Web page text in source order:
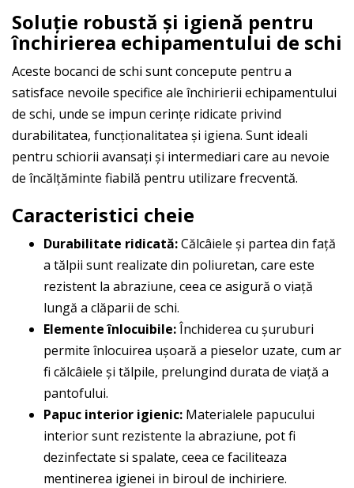
Soluție robustă și igienă pentru
închirierea echipamentului de schi
Aceste bocanci de schi sunt concepute pentru a
satisface nevoile specifice ale închirierii echipamentului
de schi, unde se impun cerințe ridicate privind
durabilitatea, funcționalitatea și igiena. Sunt ideali
pentru schiorii avansați și intermediari care au nevoie
de încălțăminte fiabilă pentru utilizare frecventă.
Caracteristici cheie
Durabilitate ridicată:Călcâiele și partea din față
a tălpii sunt realizate din poliuretan, care este
rezistent la abraziune, ceea ce asigură o viață
lungă a clăparii de schi.
Elemente înlocuibile:Închiderea cu șuruburi
permite înlocuirea ușoară a pieselor uzate, cum ar
fi călcâiele și tălpile, prelungind durata de viață a
pantofului.
Papuc interior igienic: Materialele papucului
interior sunt rezistente la abraziune, pot fi
dezinfectate si spalate, ceea ce faciliteaza
mentinerea igienei in biroul de inchiriere.